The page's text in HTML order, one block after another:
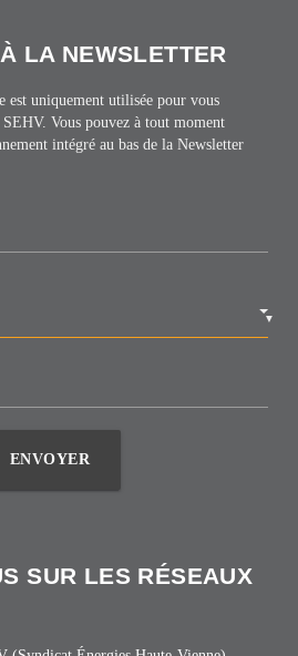
LA NEWSLETTER
est uniquement utilisée pour vous
Vous pouvez à tout moment
intégré au bas de la Newsletter
▼
ENVOYER
SUR LES RÉSEAUX